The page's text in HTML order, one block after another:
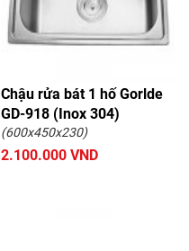
Chậu rửa bát 1 hố Gorlde
GD-918 (Inox 304)
(600x450x230)
2.100.000 VND